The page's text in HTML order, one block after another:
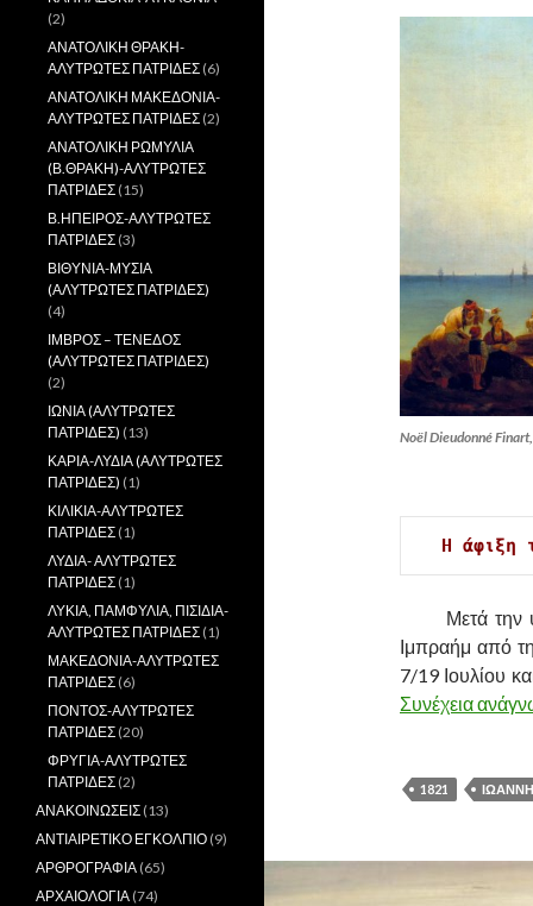
Noël Dieudonné
Η άφιξη
Μετά
Ιμπραήμ από
7/19 Ιουλίου
Συνέχεια
1821
(2)
ΑΝΑΤΟΛΙΚΗ ΘΡΑΚΗ-
ΑΛΥΤΡΩΤΕΣ ΠΑΤΡΙΔΕΣ (6)
ΑΝΑΤΟΛΙΚΗ ΜΑΚΕΔΟΝΙΑ-
ΑΛΥΤΡΩΤΕΣ ΠΑΤΡΙΔΕΣ (2)
ΑΝΑΤΟΛΙΚΗ ΡΩΜΥΛΙΑ
(Β.ΘΡΑΚΗ)-ΑΛΥΤΡΩΤΕΣ
ΠΑΤΡΙΔΕΣ (15)
Β.ΗΠΕΙΡΟΣ-ΑΛΥΤΡΩΤΕΣ
ΠΑΤΡΙΔΕΣ (3)
ΒΙΘΥΝΙΑ-ΜΥΣΙΑ
(ΑΛΥΤΡΩΤΕΣ ΠΑΤΡΙΔΕΣ)
(4)
ΙΜΒΡΟΣ – ΤΕΝΕΔΟΣ
(ΑΛΥΤΡΩΤΕΣ ΠΑΤΡΙΔΕΣ)
(2)
ΙΩΝΙΑ (ΑΛΥΤΡΩΤΕΣ
ΠΑΤΡΙΔΕΣ) (13)
ΚΑΡΙΑ-ΛΥΔΙΑ (ΑΛΥΤΡΩΤΕΣ
ΠΑΤΡΙΔΕΣ) (1)
ΚΙΛΙΚΙΑ-ΑΛΥΤΡΩΤΕΣ
ΠΑΤΡΙΔΕΣ (1)
ΛΥΔΙΑ- ΑΛΥΤΡΩΤΕΣ
ΠΑΤΡΙΔΕΣ (1)
ΛΥΚΙΑ, ΠΑΜΦΥΛΙΑ, ΠΙΣΙΔΙΑ-
ΑΛΥΤΡΩΤΕΣ ΠΑΤΡΙΔΕΣ (1)
ΜΑΚΕΔΟΝΙΑ-ΑΛΥΤΡΩΤΕΣ
ΠΑΤΡΙΔΕΣ (6)
ΠΟΝΤΟΣ-ΑΛΥΤΡΩΤΕΣ
ΠΑΤΡΙΔΕΣ (20)
ΦΡΥΓΙΑ-ΑΛΥΤΡΩΤΕΣ
ΠΑΤΡΙΔΕΣ (2)
ΑΝΑΚΟΙΝΩΣΕΙΣ (13)
ΑΝΤΙΑΙΡΕΤΙΚΟ ΕΓΚΟΛΠΙΟ (9)
ΑΡΘΡΟΓΡΑΦΙΑ (65)
ΑΡΧΑΙΟΛΟΓΙΑ (74)